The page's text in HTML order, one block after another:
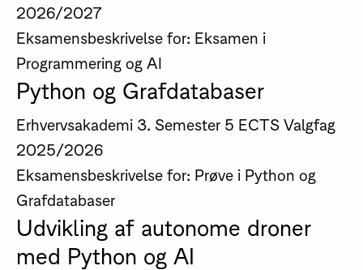
2026/2027
Eksamensbeskrivelse for: Eksamen i
Programmering og AI
Python og Grafdatabaser
Erhvervsakademi 3. Semester 5 ECTS Valgfag
2025/2026
Eksamensbeskrivelse for: Prøve i Python og
Grafdatabaser
Udvikling af autonome droner
med Python og AI